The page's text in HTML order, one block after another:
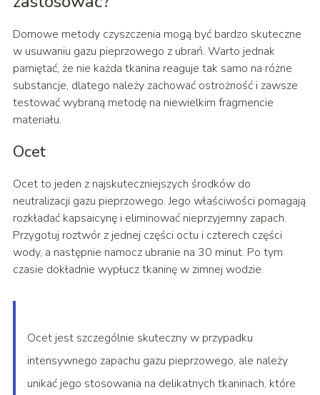
Domowe metody czyszczenia mogą być bardzo skuteczne
w usuwaniu gazu pieprzowego z ubrań. Warto jednak
pamiętać, że nie każda tkanina reaguje tak samo na różne
substancje, dlatego należy zachować ostrożność i zawsze
testować wybraną metodę na niewielkim fragmencie
materiału.
Ocet
Ocet to jeden z najskuteczniejszych środków do
neutralizacji gazu pieprzowego. Jego właściwości pomagają
rozkładać kapsaicynę i eliminować nieprzyjemny zapach.
Przygotuj roztwór z jednej części octu i czterech części
wody, a następnie namocz ubranie na 30 minut. Po tym
czasie dokładnie wypłucz tkaninę w zimnej wodzie.
Ocet jest szczególnie skuteczny w przypadku
intensywnego zapachu gazu pieprzowego, ale należy
unikać jego stosowania na delikatnych tkaninach, które